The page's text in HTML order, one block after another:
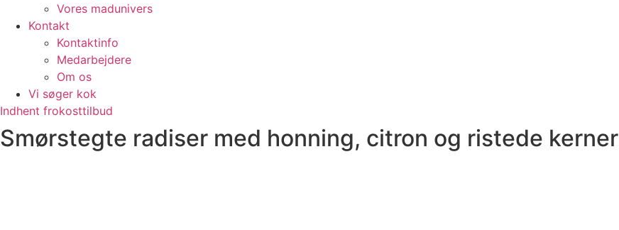
Vores madunivers
Kontakt
Kontaktinfo
Medarbejdere
Om os
Vi søger kok
Indhent frokosttilbud
Smørstegte radiser med honning, citron og ristede kerner